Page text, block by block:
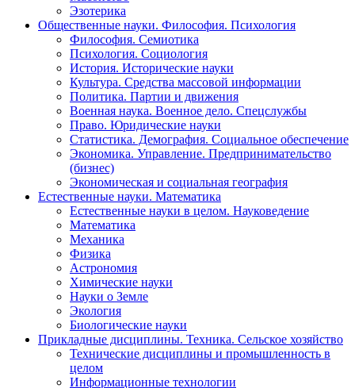
Эзотерика
Общественные науки. Философия. Психология
Философия. Семиотика
Психология. Социология
История. Исторические науки
Культура. Средства массовой информации
Политика. Партии и движения
Военная наука. Военное дело. Спецслужбы
Право. Юридические науки
Статистика. Демография. Социальное обеспечение
Экономика. Управление. Предпринимательство
(бизнес)
Экономическая и социальная география
Естественные науки. Математика
Естественные науки в целом. Науковедение
Математика
Механика
Физика
Астрономия
Химические науки
Науки о Земле
Экология
Биологические науки
Прикладные дисциплины. Техника. Сельское хозяйство
Технические дисциплины и промышленность в
целом
Информационные технологии